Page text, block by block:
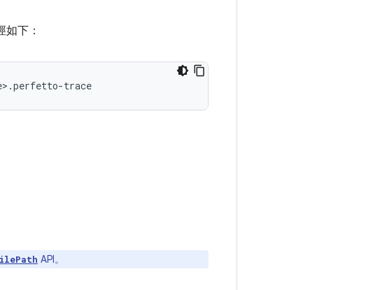
下：
API。